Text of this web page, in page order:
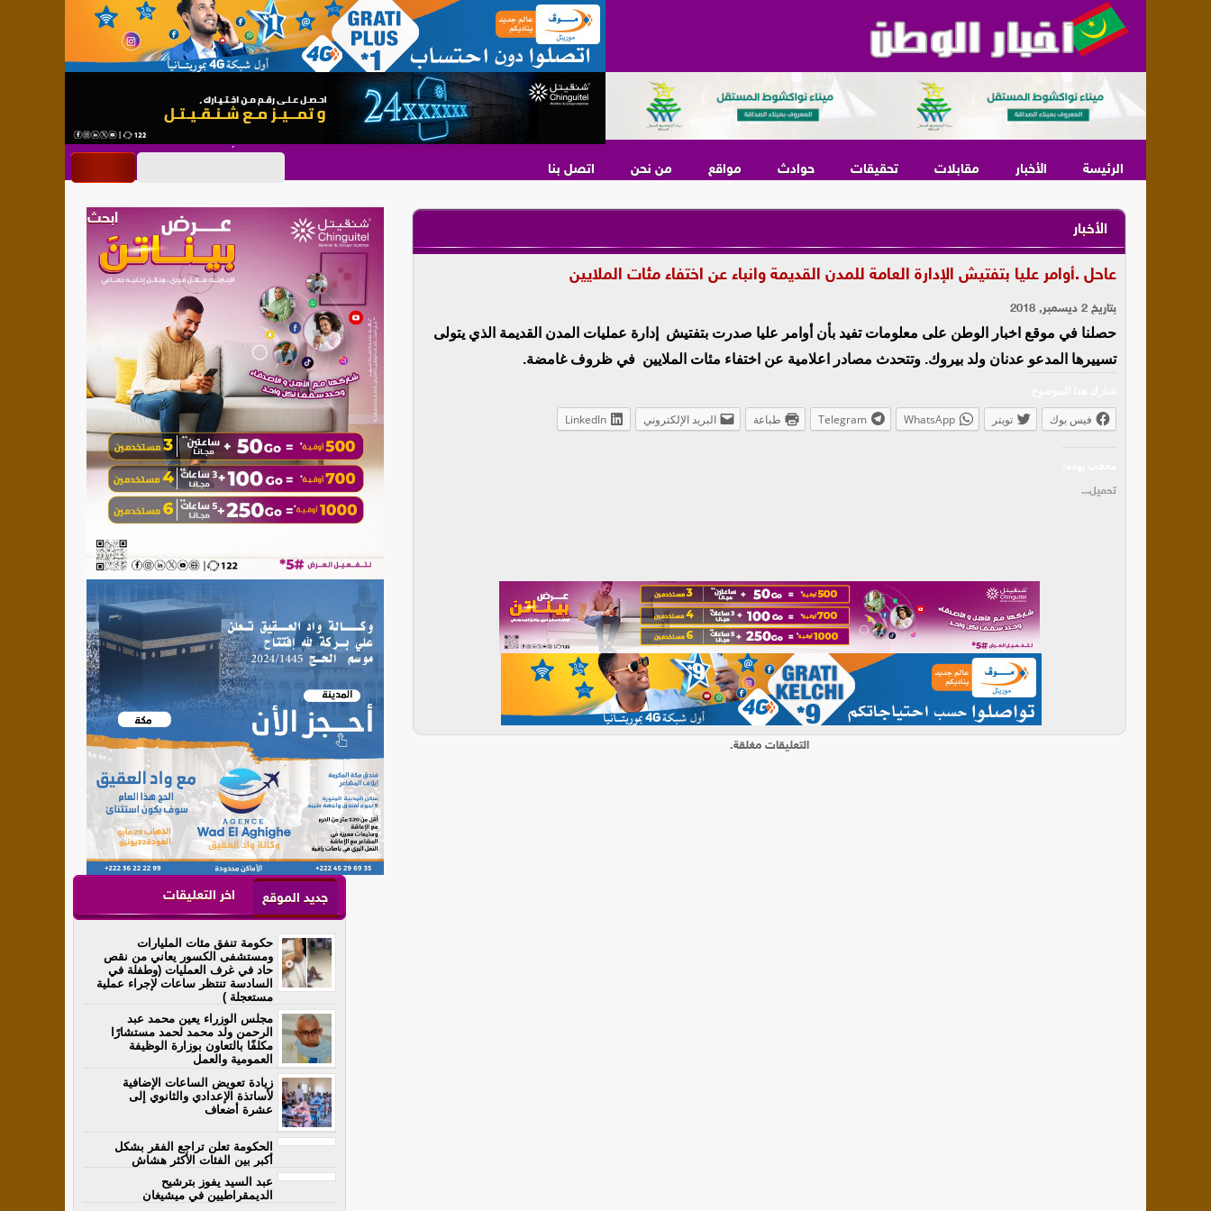
الرئيسة الأخبار مقابلات تحقيقات حوادث مواقع من نحن اتصل بنا
الأخبار
عاحل .أوامر عليا بتفتيش الإدارة العامة للمدن القديمة وانباء عن اختفاء مئات الملايين
بتاريخ 2 ديسمبر, 2018
حصلنا في موقع اخبار الوطن على معلومات تفيد بأن أوامر عليا صدرت بتفتيش إدارة عمليات المدن القديمة الذي يتولى
تسييرها المدعو عدنان ولد بيروك. وتتحدث مصادر اعلامية عن اختفاء مئات الملايين في ظروف غامضة.
فيس بوك تويتر WhatsApp
Telegram طباعة البريد الإلكتروني LinkedIn
تحميل...
التعليقات مغلقة.
جديد الموقع اخر التعليقات
حكومة تنفق مئات المليارات
ومستشفى الكسور يعاني من نقص
حاد في غرف العمليات (وطفلة في
السادسة تنتظر ساعات لإجراء عملية
مستعجلة )
مجلس الوزراء يعين محمد عبد
الرحمن ولد محمد لحمد مستشارًا
مكلفًا بالتعاون بوزارة الوظيفة
العمومية والعمل
زيادة تعويض الساعات الإضافية
لأساتذة الإعدادي والثانوي إلى
عشرة أضعاف
الحكومة تعلن تراجع الفقر بشكل
أكبر بين الفئات الأكثر هشاش
عبد السيد يفوز بترشيح
الديمقراطيين في ميشيغان